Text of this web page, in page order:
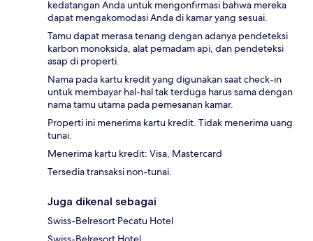
kedatangan Anda untuk mengonfirmasi bahwa mereka
dapat mengakomodasi Anda di kamar yang sesuai.
Tamu dapat merasa tenang dengan adanya pendeteksi
karbon monoksida, alat pemadam api, dan pendeteksi
asap di properti.
Nama pada kartu kredit yang digunakan saat check-in
untuk membayar hal-hal tak terduga harus sama dengan
nama tamu utama pada pemesanan kamar.
Properti ini menerima kartu kredit. Tidak menerima uang
tunai.
Menerima kartu kredit: Visa, Mastercard
Tersedia transaksi non-tunai.
Juga dikenal sebagai
Swiss-Belresort Pecatu Hotel